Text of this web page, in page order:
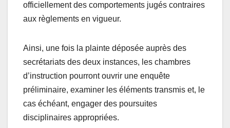
officiellement des comportements jugés contraires
aux règlements en vigueur.
Ainsi, une fois la plainte déposée auprès des
secrétariats des deux instances, les chambres
d’instruction pourront ouvrir une enquête
préliminaire, examiner les éléments transmis et, le
cas échéant, engager des poursuites
disciplinaires appropriées.